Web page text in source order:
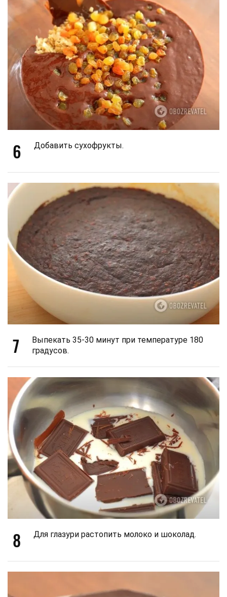
6 Добавить сухофрукты.
7
Выпекать 35-30 минут при температуре 180
градусов.
8 Для глазури растопить молоко и шоколад.